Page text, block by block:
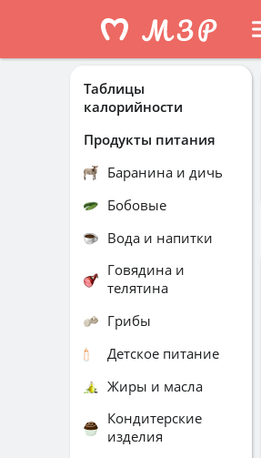
Таблицы
калорийности
Продукты питания
Баранина и дичь
Бобовые
Вода и напитки
Говядина и
телятина
Грибы
Детское питание
Жиры и масла
Кондитерские
изделия